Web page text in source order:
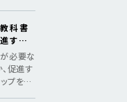
科書
する
必要な
、促進す
プを紹